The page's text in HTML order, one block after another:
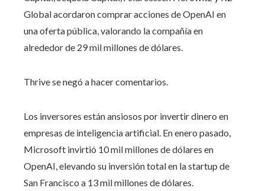
Global acordaron comprar acciones de OpenAI en
una oferta pública, valorando la compañía en
alrededor de 29 mil millones de dólares.
Thrive se negó a hacer comentarios.
Los inversores están ansiosos por invertir dinero en
empresas de inteligencia artificial. En enero pasado,
Microsoft invirtió 10 mil millones de dólares en
OpenAI, elevando su inversión total en la startup de
San Francisco a 13 mil millones de dólares.